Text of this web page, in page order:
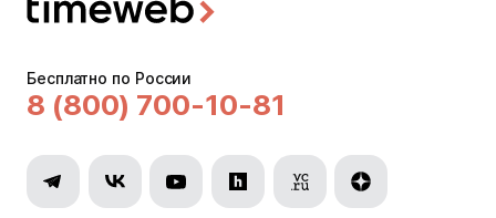
Бесплатно по России
8 (800) 700-10-81